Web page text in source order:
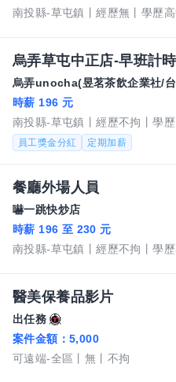
南投縣-草屯鎮
經歷無 學歷
烏弄草屯中正店-早班計
烏弄unocha(昱茗茶飲企業社/
時薪 196 元
南投縣-草屯鎮
經歷不拘 學歷
員工獎金分紅 定期加薪
餐廳外場人員
嚇一跳快炒店
時薪 196 至 230 元
南投縣-草屯鎮
經歷不拘 學
醫美保養品影片
出任務
案件金額： 5,000
可遠端-全區
無 不拘